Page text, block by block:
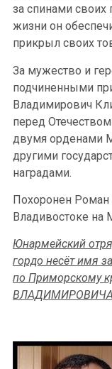
за спинами своих
жизни он
прикрыл своих
За мужество и
подчиненными
Владимирович
перед
двумя орденами
другими
наградами.
Похоронен Роман
Владивостоке на
Юнармейский
гордо несёт имя
по Приморскому